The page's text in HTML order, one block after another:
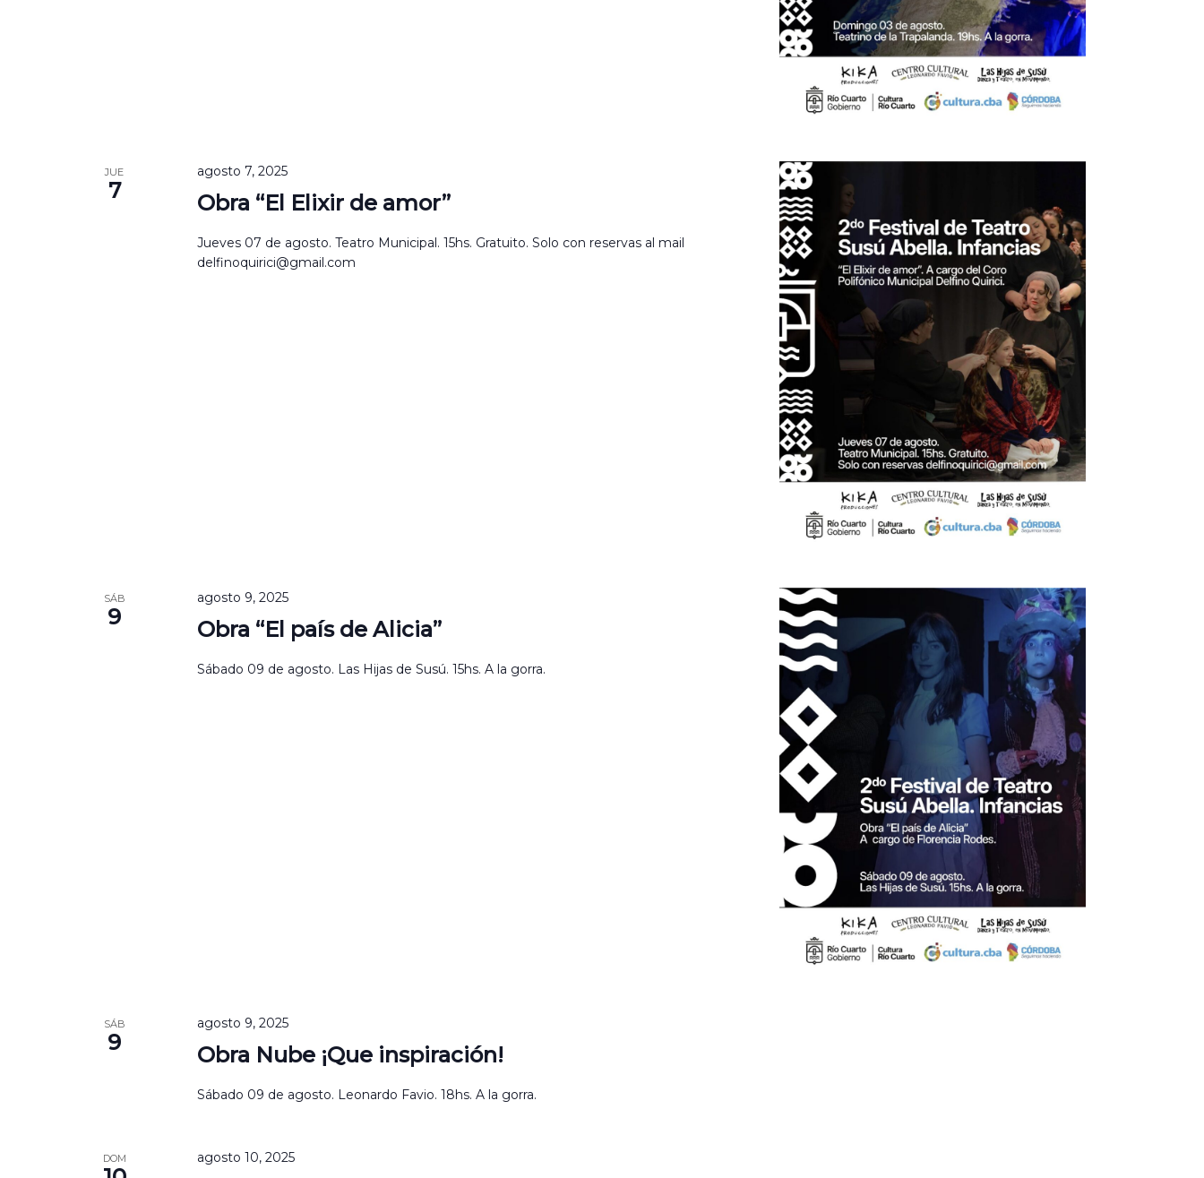
JUE
7 Obra “El Elixir de amor”
agosto 7, 2025
Jueves 07 de agosto. Teatro Municipal. 15hs. Gratuito. Solo con reservas al mail
delfinoquirici@gmail.com
SÁB
9 Obra “El país de Alicia”
agosto 9, 2025
Sábado 09 de agosto. Las Hijas de Susú. 15hs. A la gorra.
SÁB
9 Obra Nube ¡Que inspiración!
agosto 9, 2025
Sábado 09 de agosto. Leonardo Favio. 18hs. A la gorra.
DOM agosto 10, 2025